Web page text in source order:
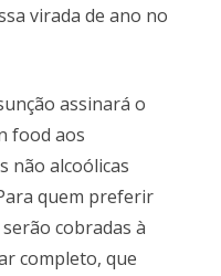
virada de ano no
assinará o
food aos
não alcoólicas
quem preferir
cobradas à
completo, que